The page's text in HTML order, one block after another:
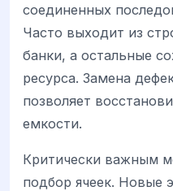
соединенных
Часто выходит из
банки, а остальные
ресурса. Замена
позволяет
емкости.
Критически важным
подбор ячеек. Новые